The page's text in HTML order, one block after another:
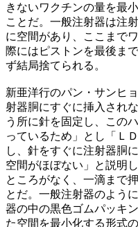
きないワクチンの量を最
ことだ。一般注射器は注
に空間があり、ここまで
際にはピストンを最後ま
ず結局捨てられる。
新亜洋行のパン・サンヒ
射器胴にすぐに挿入され
う所に針を固定し、この
っているため」とし「Ｌ
し、針をすぐに注射器胴
空間がほぼない」と説明
ところがなく、一滴まで
とだ。一般注射器のよう
器の中の黒色ゴムパッキ
た空間を最小化する形式